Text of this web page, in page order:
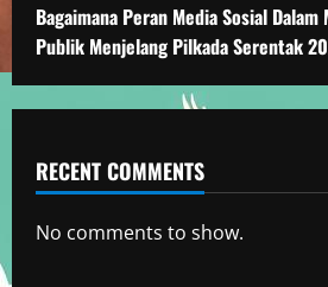
Bagaimana Peran Media Sosial
Publik Menjelang Pilkada Serentak
RECENT COMMENTS
No comments to show.